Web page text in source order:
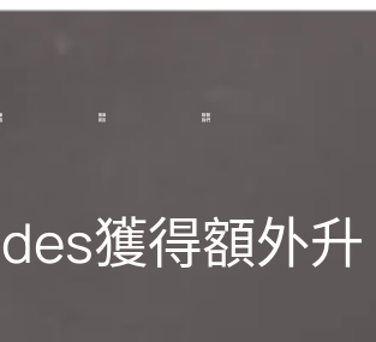
獲得額外升